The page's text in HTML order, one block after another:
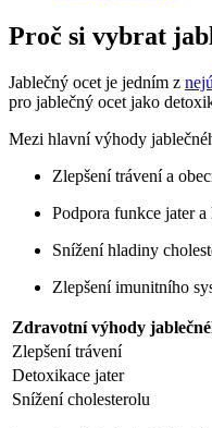
Proč si vybrat
Jablečný ocet je jedním z
pro jablečný ocet jako
Mezi hlavní výhody
Zlepšení trávení a
Podpora funkce jater
Snížení hladiny
Zlepšení imunitního
Zdravotní výhody
Zlepšení trávení
Detoxikace jater
Snížení cholesterolu